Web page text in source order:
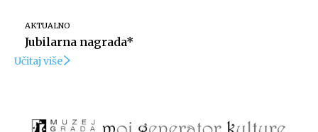
AKTUALNO
Jubilarna nagrada*
Učitaj više